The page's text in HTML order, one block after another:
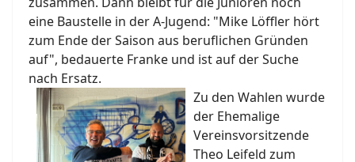
eine Baustelle in der A-Jugend: "Mike Löffler hört
zum Ende der Saison aus beruflichen Gründen
auf", bedauerte Franke und ist auf der Suche
nach Ersatz.
Zu den Wahlen wurde
der Ehemalige
Vereinsvorsitzende
Theo Leifeld zum